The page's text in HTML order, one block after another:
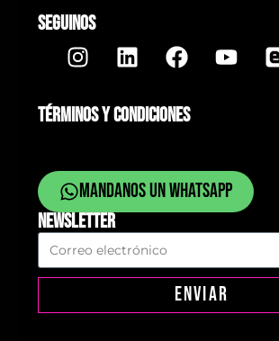
SEGUINOS
TÉRMINOS Y CONDICIONES
Mandanos un whatsapp
NEWSLETTER
ENVIAR